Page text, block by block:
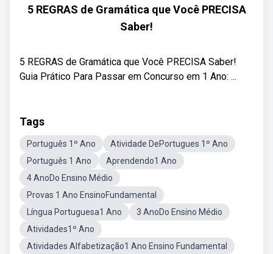
5 REGRAS de Gramática que Você PRECISA
Saber!
5 REGRAS de Gramática que Você PRECISA Saber! ‍
Guia Prático Para Passar em Concurso em 1 Ano: ...
Tags
Português 1º Ano
Atividade DePortugues 1º Ano
Português 1 Ano
Aprendendo1 Ano
4 AnoDo Ensino Médio
Provas 1 Ano EnsinoFundamental
Língua Portuguesa1 Ano
3 AnoDo Ensino Médio
Atividades1º Ano
Atividades Alfabetização1 Ano Ensino Fundamental